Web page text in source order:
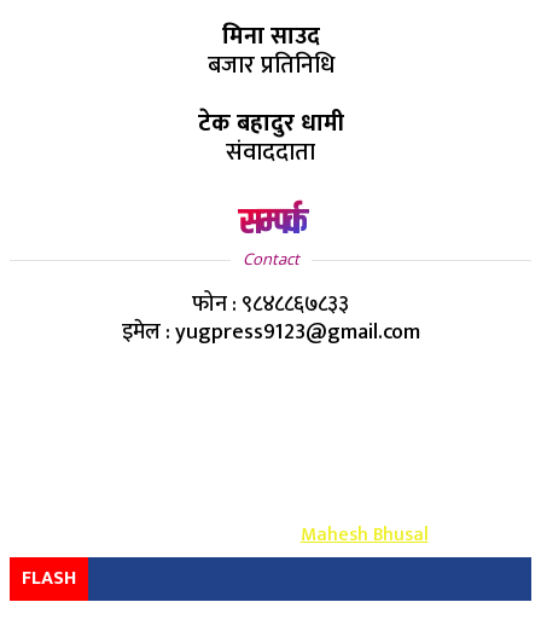
मिना साउद
बजार प्रतिनिधि
टेक बहादुर धामी
संवाददाता
सम्पर्क
Contact
फोन : ९८४८८६७८३३
इमेल : yugpress9123@gmail.com
Design & Develop By-Mahesh Bhusal
FLASH